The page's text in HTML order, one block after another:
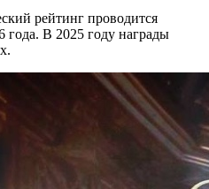
рейтинг проводится
года. В 2025 году награды